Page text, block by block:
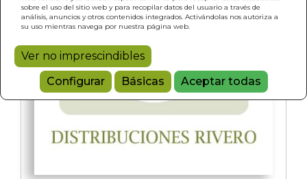
sobre el uso del sitio web y para recopilar datos del usuario a través de
análisis, anuncios y otros contenidos integrados. Activándolas nos autoriza a
su uso mientras navega por nuestra página web.
Ver no imprescindibles
Configurar
Básicas Aceptar todas